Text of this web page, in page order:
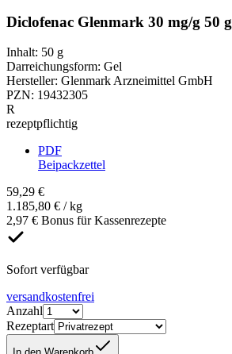
Diclofenac Glenmark 30 mg/g 50 g
Inhalt: 50 g
Darreichungsform: Gel
Hersteller: Glenmark Arzneimittel GmbH
PZN: 19432305
R
rezeptpflichtig
PDF
Beipackzettel
59,29 €
1.185,80 € / kg
2,97 € Bonus für Kassenrezepte
Sofort verfügbar
versandkostenfrei
Anzahl
Rezeptart